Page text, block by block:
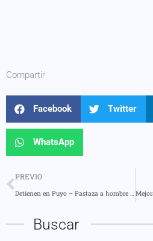
Compartir
Facebook Twitter
WhatsApp
PREVIO
Buscar